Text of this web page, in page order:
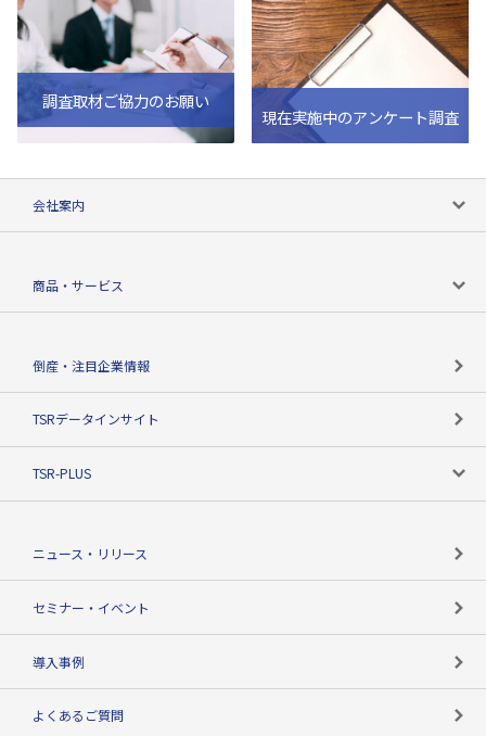
調査取材ご協力のお願い
現在実施中のアンケート調査
会社案内
商品・サービス
倒産・注目企業情報
TSRデータインサイト
TSR-PLUS
ニュース・リリース
セミナー・イベント
導入事例
よくあるご質問